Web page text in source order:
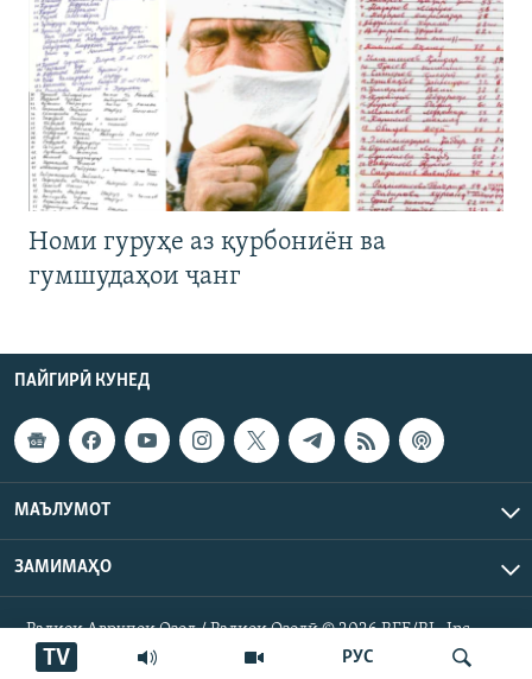
РУС
TV
Номи гуруҳе аз қурбониён ва
гумшудаҳои ҷанг
ПАЙГИРӢ КУНЕД
МАЪЛУМОТ
ЗАМИМАҲО
Радиои Аврупои Озод / Радиои Озодӣ © 2026 RFE/RL. Inc.
Ҳамаи ҳуқуқ маҳфуз аст.